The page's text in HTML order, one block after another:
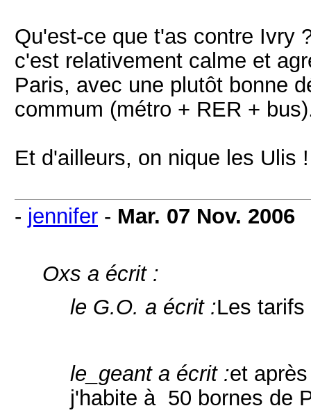
Qu'est-ce que t'as contre Ivry
c'est relativement calme et
Paris, avec une plutôt bonne
commum (métro + RER +
Et d'ailleurs, on nique les Ulis
- jennifer - Mar. 07 Nov. 2006
Oxs a écrit :
le G.O. a écrit :Les
le_geant a écrit :et
j'habite à 50 bornes de